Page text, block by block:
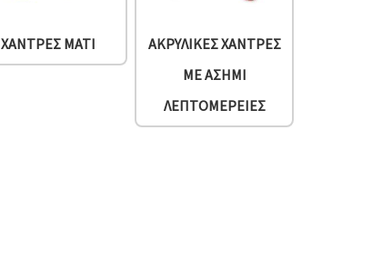
ΧΆΝΤΡΕΣ ΜΆΤΙ
ΑΚΡΥΛΙΚΈΣ ΧΆΝΤΡΕΣ
ΜΕ ΑΣΗΜΊ
ΛΕΠΤΟΜΈΡΕΙΕΣ